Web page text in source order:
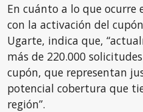
En cuánto a lo que ocurre
con la activación del
Ugarte, indica que,
más de 220.000
cupón, que representan
potencial cobertura que
región”.